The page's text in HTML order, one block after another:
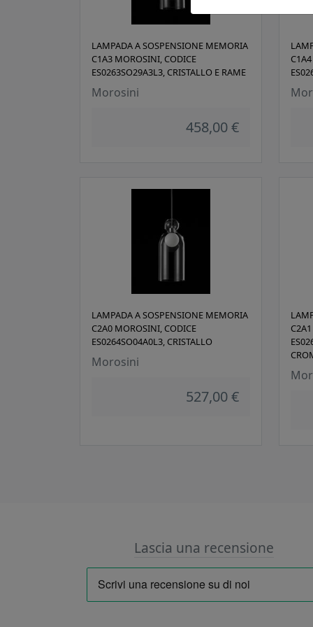
LAMPADA A SOSPENSIONE MEMORIA
C1A3 MOROSINI, CODICE
ES0263SO29A3L3, CRISTALLO E RAME
Morosini
458,00 €
LAMPADA A SOSPENSIONE MEMORIA
C2A0 MOROSINI, CODICE
ES0264SO04A0L3, CRISTALLO
Morosini
527,00 €
Lascia una recensione